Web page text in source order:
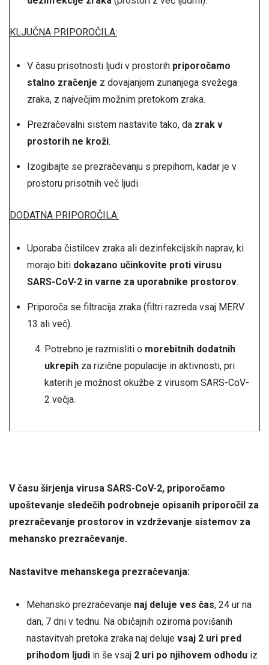
KLJUČNA PRIPOROČILA:
V času prisotnosti ljudi v prostorih priporočamo
stalno zračenje z dovajanjem zunanjega svežega
zraka, z največjim možnim pretokom zraka.
Prezračevalni sistem nastavite tako, da zrak v
prostorih ne kroži.
Izogibajte se prezračevanju s prepihom, kadar je v
prostoru prisotnih več ljudi.
DODATNA PRIPOROČILA:
Uporaba čistilcev zraka ali dezinfekcijskih naprav, ki
morajo biti dokazano učinkovite proti virusu
SARS-CoV-2 in varne za uporabnike prostorov.
Priporoča se filtracija zraka (filtri razreda vsaj MERV
13 ali več).
Potrebno je razmisliti o morebitnih dodatnih
ukrepihza rizične populacije in aktivnosti, pri
katerih je možnost okužbe z virusom SARS-CoV-
2 večja.
V času širjenja virusa SARS-CoV-2, priporočamo
upoštevanje sledečih podrobneje opisanih priporočil za
prezračevanje prostorov in vzdrževanje sistemov za
mehansko prezračevanje.
Nastavitve mehanskega prezračevanja:
Mehansko prezračevanje naj deluje ves čas, 24 ur na
dan, 7 dni v tednu. Na običajnih oziroma povišanih
nastavitvah pretoka zraka naj deluje vsaj 2 uri pred
prihodom ljudiin še vsaj 2 uri po njihovem odhodu iz